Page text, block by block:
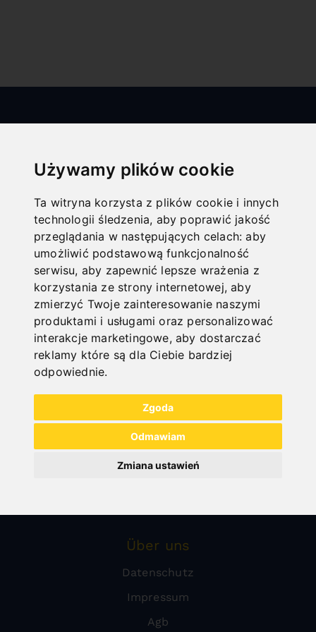
Używamy plików cookie
Ta witryna korzysta z plików cookie i innych
technologii śledzenia, aby poprawić jakość
przeglądania w następujących celach:aby
umożliwić podstawową funkcjonalność
serwisu, aby zapewnić lepsze wrażenia z
korzystania ze strony internetowej,aby
zmierzyć Twoje zainteresowanie naszymi
produktami i usługami oraz personalizować
interakcje marketingowe,aby dostarczać
reklamy które są dla Ciebie bardziej
odpowiednie.
Zgoda
Odmawiam
Zmiana ustawień
All categories
Drewno
Metal
Technika transportowania
Obróbka blachy
Sale
Kompresory
Warsztat
Über uns
Datenschutz
Impressum
Agb